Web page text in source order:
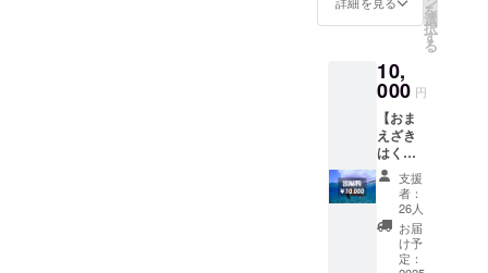
掲載方
法：文
・掲載
サイ
ズ：小
・支援
時、必
ず備考
欄に希
望され
るお名
(○)御前
セット
内
容
フ
ルーツ
トマト
1000g
干
し芋
1000g
「保存
を
選
択
す
る
10,
000 円
【おま
えざき
はくら
んかい
2025出
展料】
・出展
者の皆
様はこ
支援
者：
26人
お届
け予
定：